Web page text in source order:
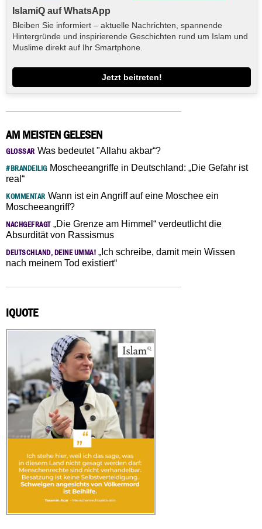
IslamiQ auf WhatsApp
Bleiben Sie informiert – aktuelle Nachrichten, spannende
Hintergründe und inspirierende Geschichten rund um Islam und
Muslime direkt auf Ihr Smartphone.
Jetzt beitreten!
AM MEISTEN GELESEN
GLOSSAR Was bedeutet "Allahu akbar“?
#BRANDEILIGMoscheeangriffe in Deutschland: „Die Gefahr ist
real“
KOMMENTAR Wann ist ein Angriff auf eine Moschee ein
Moscheeangriff?
NACHGEFRAGT„Die Grenze am Himmel“ verdeutlicht die
Absurdität von Rassismus
DEUTSCHLAND, DEINE UMMA! „Ich schreibe, damit mein Wissen
nach meinem Tod existiert“
IQUOTE